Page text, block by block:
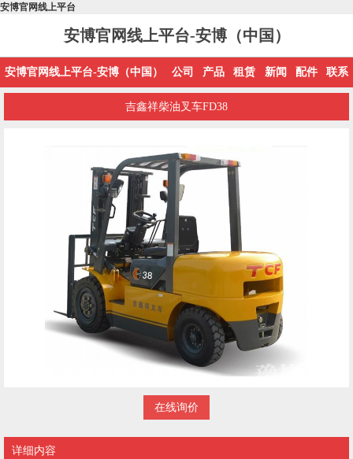
安博官网线上平台
安博官网线上平台-安博（中国）
安博官网线上平台-安博（中国） 公司 产品 租赁 新闻 配件 联系
吉鑫祥柴油叉车FD38
在线询价
详细内容